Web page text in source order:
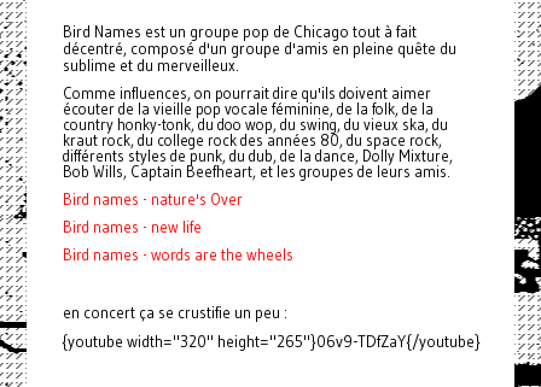
Bird Names est un groupe pop de Chicago tout à fait
décentré, composé d'un groupe d'amis en pleine quête du
sublime et du merveilleux.
Comme influences, on pourrait dire qu'ils doivent aimer
écouter de la vieille pop vocale féminine, de la folk, de la
country honky-tonk, du doo wop, du swing, du vieux ska, du
kraut rock, du college rock des années 80, du space rock,
différents styles de punk, du dub, de la dance, Dolly Mixture,
Bob Wills, Captain Beefheart, et les groupes de leurs amis.
Bird names - nature's Over
Bird names - new life
Bird names - words are the wheels
en concert ça se crustifie un peu :
{youtube width="320" height="265"}06v9-TDfZaY{/youtube}